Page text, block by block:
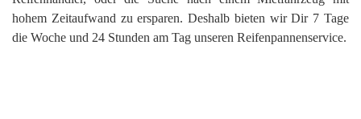
hohem Zeitaufwand zu ersparen. Deshalb bieten wir Dir 7 Tage
die Woche und 24 Stunden am Tag unseren Reifenpannenservice.